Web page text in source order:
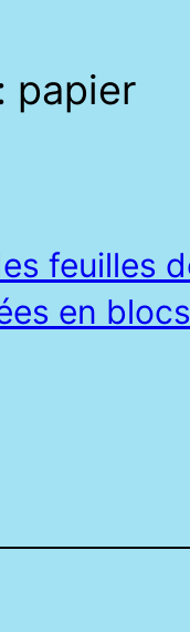
papier
feuilles
en blocs